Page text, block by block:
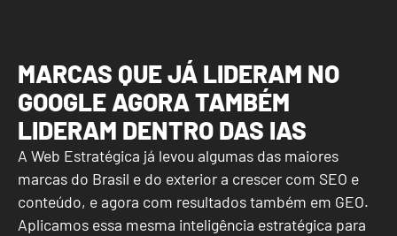
MARCAS QUE JÁ LIDERAM NO
GOOGLE AGORA TAMBÉM
LIDERAM DENTRO DAS IAS​
A Web Estratégica já levou algumas das maiores
marcas do Brasil e do exterior a crescer com SEO e
conteúdo, e agora com resultados também em GEO.
Aplicamos essa mesma inteligência estratégica para